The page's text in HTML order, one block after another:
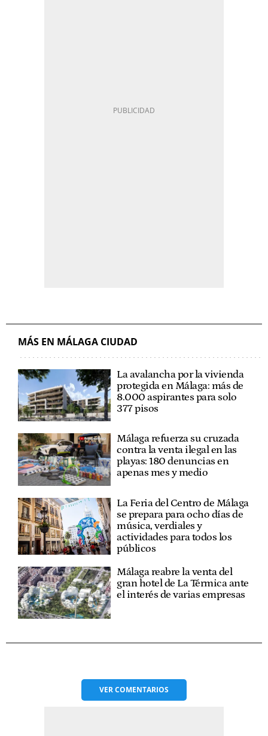
MÁS EN MÁLAGA CIUDAD
La avalancha por la vivienda
protegida en Málaga: más de
8.000 aspirantes para solo
377 pisos
Málaga refuerza su cruzada
contra la venta ilegal en las
playas: 180 denuncias en
apenas mes y medio
La Feria del Centro de Málaga
se prepara para ocho días de
música, verdiales y
actividades para todos los
públicos
Málaga reabre la venta del
gran hotel de La Térmica ante
el interés de varias empresas
VERCOMENTARIOS